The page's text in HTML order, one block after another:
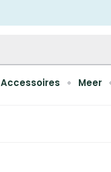
Accessoires Meer